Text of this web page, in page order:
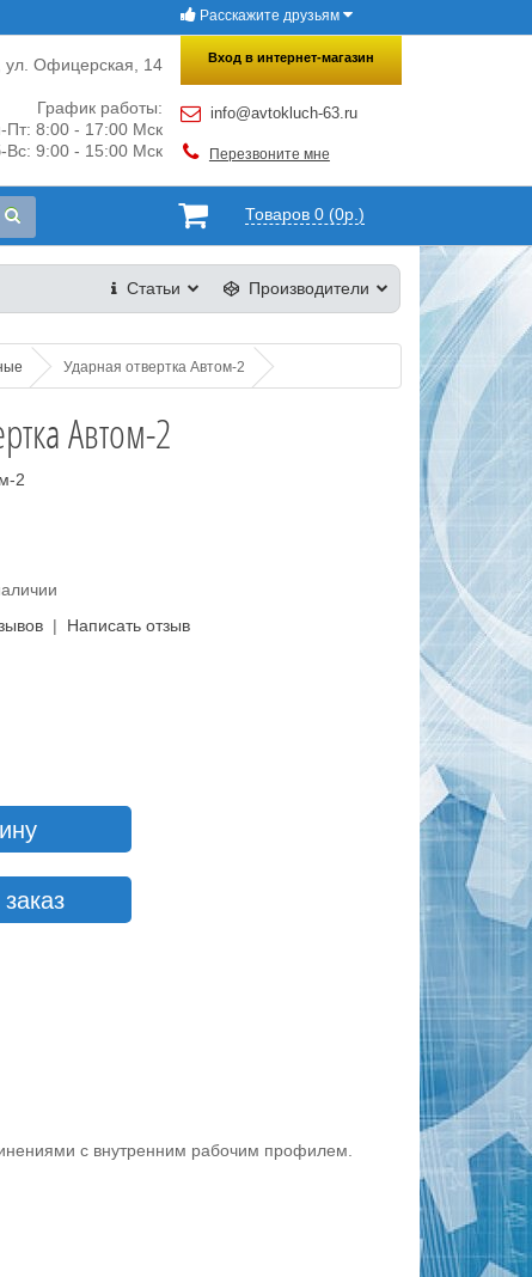
×
Расскажите друзьям
Вход в интернет-магазин
info@avtokluch-63.ru
Перезвоните мне
ул. Офицерская, 14
График работы:
Пт: 8:00 - 17:00 Мск
Вс: 9:00 - 15:00 Мск
Товаров 0 (0р.)
Производители
Статьи
Ударная отвертка Автом-2
Автом-2
2
| Написать отзыв
с внутренним рабочим профилем.